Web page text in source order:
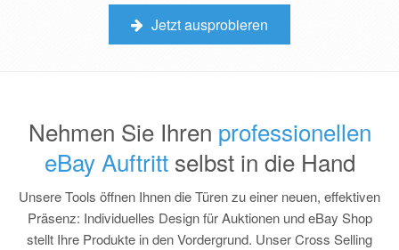
Jetzt ausprobieren
Nehmen Sie Ihren professionellen
eBay Auftrittselbst in die Hand
Unsere Tools öffnen Ihnen die Türen zu einer neuen, effektiven
Präsenz: Individuelles Design für Auktionen und eBay Shop
stellt Ihre Produkte in den Vordergrund. Unser Cross Selling